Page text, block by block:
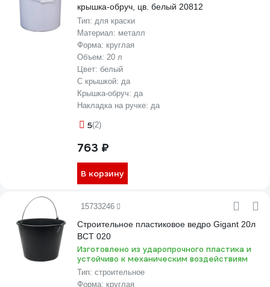
крышка-обруч, цв. белый 20812
Тип: для краски
Материал: металл
Форма: круглая
Объем: 20 л
Цвет: белый
С крышкой: да
Крышка-обруч: да
Накладка на ручке: да
5(2)
763 ₽
В корзину
15733246
Строительное пластиковое ведро Gigant 20л
BCT 020
Изготовлено из ударопрочного пластика и
устойчиво к механическим воздействиям
Тип: строительное
Форма: круглая